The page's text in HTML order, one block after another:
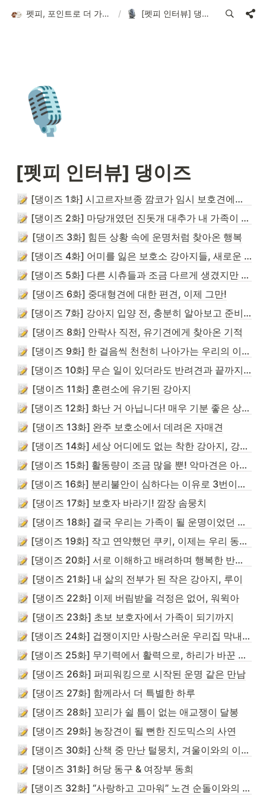
펫피, 포인트로 더 가치있는 반려 라이프 / [펫피 인터뷰] 댕이즈
🎙️
[펫피 인터뷰] 댕이즈
[댕이즈 1화] 시고르자브종 깜코가 임시 보호견에서 가족이 되기까지
[댕이즈 2화] 마당개였던 진돗개 대추가 내 가족이 된 사연
[댕이즈 3화] 힘든 상황 속에 운명처럼 찾아온 행복
[댕이즈 4화] 어미를 잃은 보호소 강아지들, 새로운 가족을 만나다
[댕이즈 5화] 다른 시츄들과 조금 다르게 생겼지만 너는 너일 뿐이야
[댕이즈 6화] 중대형견에 대한 편견, 이제 그만!
[댕이즈 7화] 강아지 입양 전, 충분히 알아보고 준비하세요!
[댕이즈 8화] 안락사 직전, 유기견에게 찾아온 기적
[댕이즈 9화] 한 걸음씩 천천히 나아가는 우리의 이야기
[댕이즈 10화] 무슨 일이 있더라도 반려견과 끝까지 함께해 주세요
[댕이즈 11화] 훈련소에 유기된 강아지
[댕이즈 12화] 화난 거 아닙니다! 매우 기분 좋은 상태입니다 :)
[댕이즈 13화] 완주 보호소에서 데려온 자매견
[댕이즈 14화] 세상 어디에도 없는 착한 강아지, 강마루
[댕이즈 15화] 활동량이 조금 많을 뿐! 악마견은 아닐..걸요?
[댕이즈 16화] 분리불안이 심하다는 이유로 3번이나 파양 당한 강아지
[댕이즈 17화] 보호자 바라기! 깜장 솜뭉치
[댕이즈 18화] 결국 우리는 가족이 될 운명이었던 거야
[댕이즈 19화] 작고 연약했던 쿠키, 이제는 우리 동네 지킴이!
[댕이즈 20화] 서로 이해하고 배려하며 행복한 반려생활 해요!
[댕이즈 21화] 내 삶의 전부가 된 작은 강아지, 루이
[댕이즈 22화] 이제 버림받을 걱정은 없어, 워윅아
[댕이즈 23화] 초보 보호자에서 가족이 되기까지
[댕이즈 24화] 겁쟁이지만 사랑스러운 우리집 막내, 호두
[댕이즈 25화] 무기력에서 활력으로, 하리가 바꾼 내 하루
[댕이즈 26화] 퍼피워킹으로 시작된 운명 같은 만남
[댕이즈 27화] 함께라서 더 특별한 하루
[댕이즈 28화] 꼬리가 쉴 틈이 없는 애교쟁이 달봉
[댕이즈 29화] 농장견이 될 뻔한 진도믹스의 사연
[댕이즈 30화] 산책 중 만난 털뭉치, 겨울이와의 이야기
[댕이즈 31화] 허당 동구 & 여장부 동희
[댕이즈 32화] “사랑하고 고마워” 노견 순돌이와의 특별한 추억